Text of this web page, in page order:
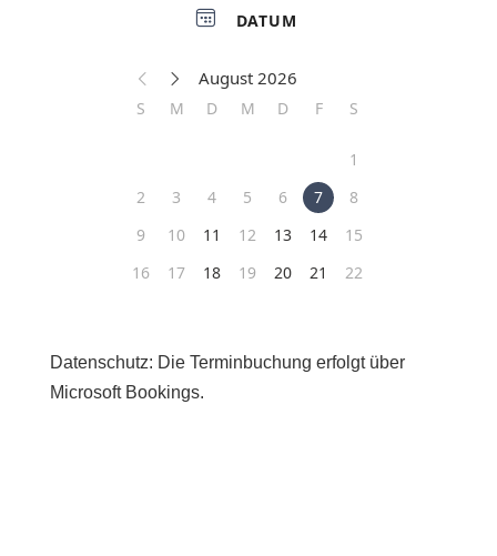
Datenschutz: Die Terminbuchung erfolgt über
Microsoft Bookings.